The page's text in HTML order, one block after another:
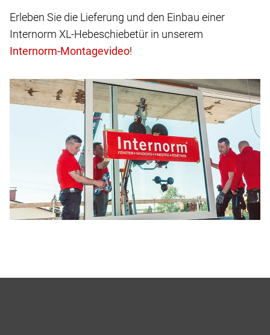
Erleben Sie die Lieferung und den Einbau einer
Internorm XL-Hebeschiebetür in unserem
!